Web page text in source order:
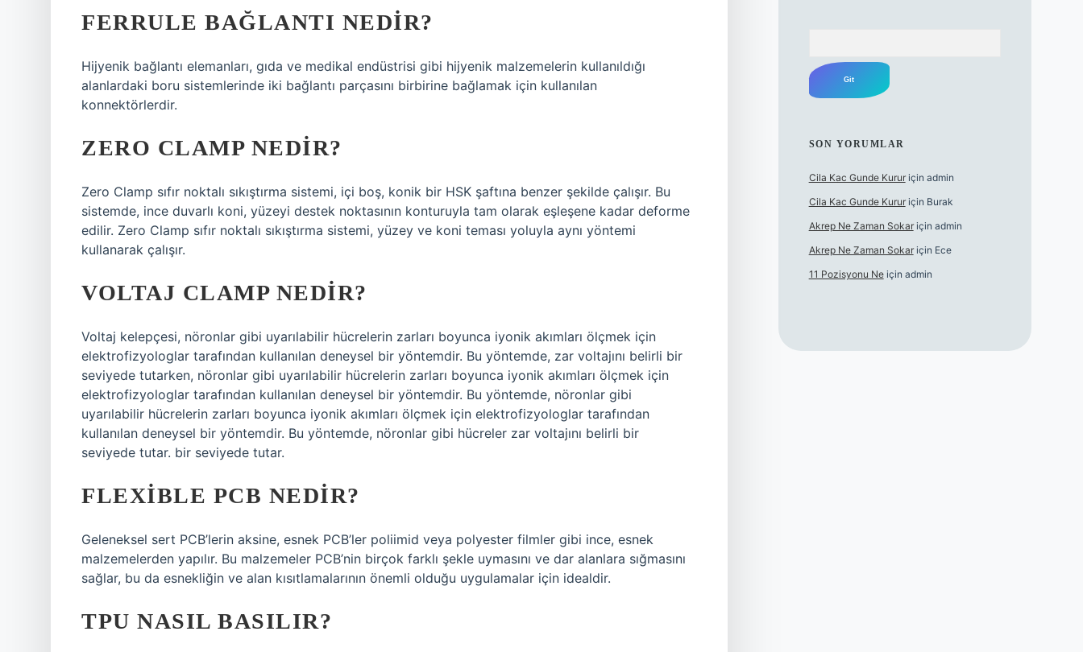
FERRULE BAĞLANTI NEDIR?
Hijyenik bağlantı elemanları, gıda ve medikal endüstrisi gibi hijyenik malzemelerin kullanıldığı
alanlardaki boru sistemlerinde iki bağlantı parçasını birbirine bağlamak için kullanılan
konnektörlerdir.
ZERO CLAMP NEDIR?
Zero Clamp sıfır noktalı sıkıştırma sistemi, içi boş, konik bir HSK şaftına benzer şekilde çalışır. Bu
sistemde, ince duvarlı koni, yüzeyi destek noktasının konturuyla tam olarak eşleşene kadar deforme
edilir. Zero Clamp sıfır noktalı sıkıştırma sistemi, yüzey ve koni teması yoluyla aynı yöntemi
kullanarak çalışır.
VOLTAJ CLAMP NEDIR?
Voltaj kelepçesi, nöronlar gibi uyarılabilir hücrelerin zarları boyunca iyonik akımları ölçmek için
elektrofizyologlar tarafından kullanılan deneysel bir yöntemdir. Bu yöntemde, zar voltajını belirli bir
seviyede tutarken, nöronlar gibi uyarılabilir hücrelerin zarları boyunca iyonik akımları ölçmek için
elektrofizyologlar tarafından kullanılan deneysel bir yöntemdir. Bu yöntemde, nöronlar gibi
uyarılabilir hücrelerin zarları boyunca iyonik akımları ölçmek için elektrofizyologlar tarafından
kullanılan deneysel bir yöntemdir. Bu yöntemde, nöronlar gibi hücreler zar voltajını belirli bir
seviyede tutar. bir seviyede tutar.
FLEXIBLE PCB NEDIR?
Geleneksel sert PCB’lerin aksine, esnek PCB’ler poliimid veya polyester filmler gibi ince, esnek
malzemelerden yapılır. Bu malzemeler PCB’nin birçok farklı şekle uymasını ve dar alanlara sığmasını
sağlar, bu da esnekliğin ve alan kısıtlamalarının önemli olduğu uygulamalar için idealdir.
TPU NASIL BASILIR?
SON YORUMLAR
Cila Kac Gunde Kururiçin admin
Cila Kac Gunde Kururiçin Burak
Akrep Ne Zaman Sokariçin admin
Akrep Ne Zaman Sokariçin Ece
11 Pozisyonu Neiçin admin